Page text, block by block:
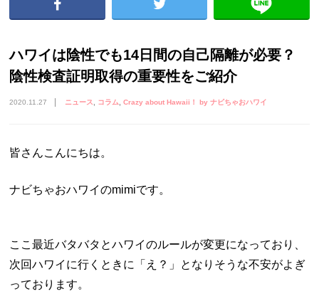
ハワイは陰性でも14日間の自己隔離が必要？
陰性検査証明取得の重要性をご紹介
2020.11.27 ニュース コラム Crazy about Hawaii！ by ナビちゃおハワイ
皆さんこんにちは。
ナビちゃおハワイのmimiです。
ここ最近バタバタとハワイのルールが変更になっており、
次回ハワイに行くときに「え？」となりそうな不安がよぎ
っております。